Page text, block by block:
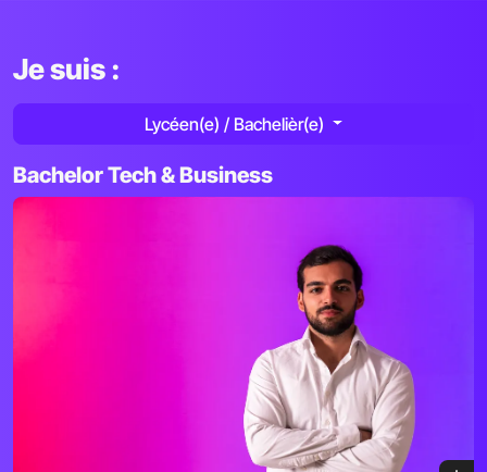
Je suis :
Lycéen(e) / Bachelièr(e)
Bachelor Tech & Business